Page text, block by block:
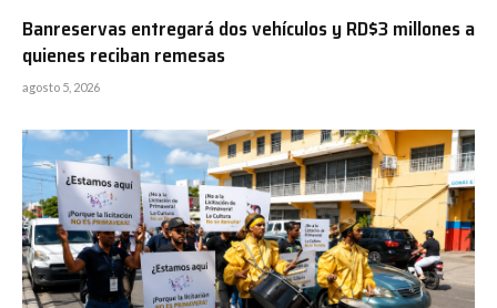
Banreservas entregará dos vehículos y RD$3 millones a
quienes reciban remesas
agosto 5, 2026